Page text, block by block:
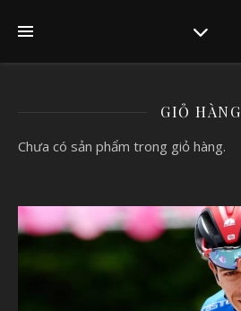
GIỎ HÀNG
Chưa có sản phẩm trong giỏ hàng.